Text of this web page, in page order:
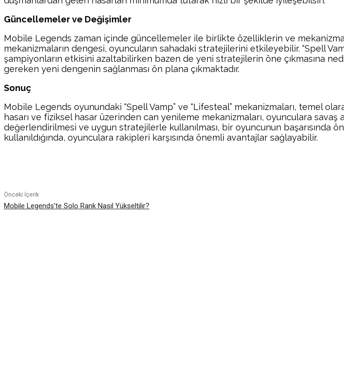
Güncellemeler ve Değişimler
Mobile Legends zaman içinde güncellemeler ile birlikte özelliklerin ve
mekanizmaların dengesi, oyuncuların sahadaki stratejilerini etkileyebilir. “Spell
şampiyonların etkisini azaltabilirken bazen de yeni stratejilerin öne çıkmasına
gereken yeni dengenin sağlanması ön plana çıkmaktadır.
Sonuç
Mobile Legends oyunundaki “Spell Vamp” ve “Lifesteal” mekanizmaları, temel
hasarı ve fiziksel hasar üzerinden can yenileme mekanizmaları, oyunculara savaş
değerlendirilmesi ve uygun stratejilerle kullanılması, bir oyuncunun
kullanıldığında, oyunculara rakipleri karşısında önemli avantajlar sağlayabilir.
Önceki İçerik
Mobile Legends’te Solo Rank Nasıl Yükseltilir?